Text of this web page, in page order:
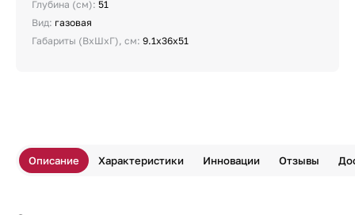
Глубина (см): 51
Вид: газовая
Габариты (ВхШхГ), см: 9.1х36х51
Описание Характеристики Инновации Отзывы